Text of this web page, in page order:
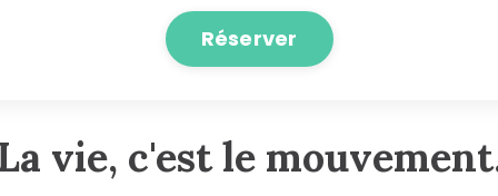
Réserver
vie, c'est le